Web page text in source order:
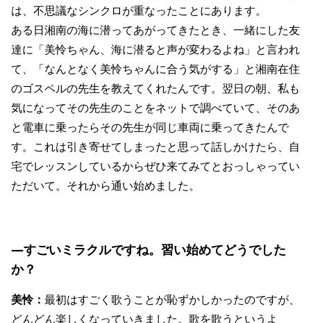
は、不思議なシンクロが重なったことにあります。
ある日湘南の海に潜ってあがってきたとき、一緒にした友
達に「美怜ちゃん、海に潜ると声が変わるよね」と言われ
て、「なんとなく美怜ちゃんに合う気がする」と湘南在住
のゴスペルの先生を教えてくれたんです。翌日の朝、私も
気になってその先生のことをネットで調べていて、そのあ
と電車に乗ったらその先生が同じ車両に乗ってきたんで
す。これは引き寄せてしまったと思って話しかけたら、自
宅でレッスンしているからぜひ来てみてとおっしゃってい
ただいて。それから通い始めました。
―すごいミラクルですね。習い始めてどうでした
か？
美怜： 最初はすごく歌うことが恥ずかしかったのですが、
どんどん楽しくなっていきました。歌を歌うというよ